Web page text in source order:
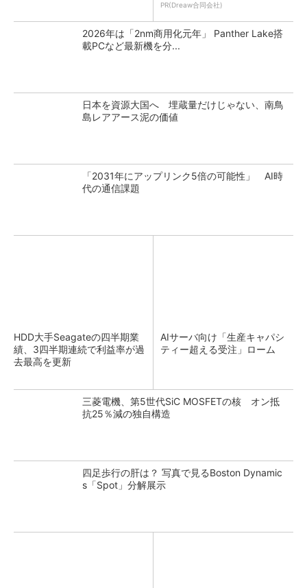
PR(Dreaw合同会社)
2026年は「2nm商用化元年」 Panther Lake搭
載PCなど最新機を分...
日本を資源大国へ 埋蔵量だけじゃない、南鳥
島レアアース泥の価値
「2031年にアップリンク5倍の可能性」 AI時
代の通信課題
HDD大手Seagateの四半期業
績、3四半期連続で利益率が過
去最高を更新
AIサーバ向け「生産キャパシ
ティー超える受注」ローム
三菱電機、第5世代SiC MOSFETの核 オン抵
抗25％減の独自構造
四足歩行の肝は？ 写真で見るBoston Dynamic
s「Spot」分解展示